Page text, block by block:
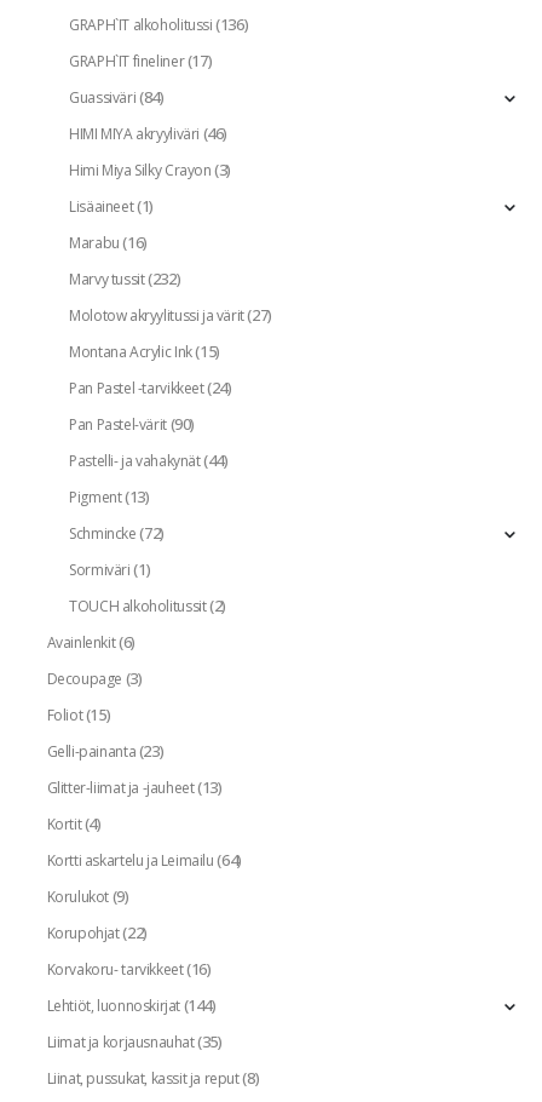
GRAPH`IT alkoholitussi(136)
GRAPH`IT fineliner(17)
Guassiväri(84)
HIMI MIYA akryyliväri (46)
Himi Miya Silky Crayon(3)
Lisäaineet(1)
Marabu (16)
Marvy tussit(232)
Molotow akryylitussi ja värit(27)
Montana Acrylic Ink(15)
Pan Pastel -tarvikkeet(24)
Pan Pastel-värit(90)
Pastelli- ja vahakynät(44)
Pigment(13)
Schmincke(72)
Sormiväri(1)
TOUCH alkoholitussit(2)
Avainlenkit(6)
Decoupage (3)
Foliot(15)
Gelli-painanta(23)
Glitter-liimat ja -jauheet(13)
Kortit(4)
Kortti askartelu ja Leimailu(64)
Korulukot(9)
Korupohjat(22)
Korvakoru- tarvikkeet(16)
Lehtiöt, luonnoskirjat(144)
Liimat ja korjausnauhat(35)
Liinat, pussukat, kassit ja reput(8)